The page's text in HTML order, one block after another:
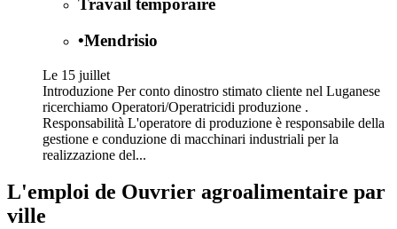
Travail temporaire
•Mendrisio
Le 15 juillet
Introduzione Per conto dinostro stimato cliente nel Luganese
ricerchiamo Operatori/Operatricidi produzione .
Responsabilità L'operatore di produzione è responsabile della
gestione e conduzione di macchinari industriali per la
realizzazione del...
L'emploi de Ouvrier agroalimentaire par
ville